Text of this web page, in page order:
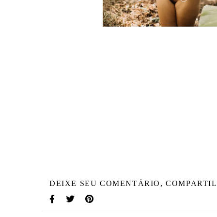
DEIXE SEU COMENTÁRIO,